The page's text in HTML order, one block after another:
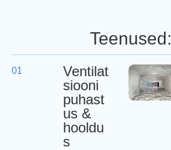
Teenused:
01
Ventilat
siooni
puhast
us &
hooldu
s